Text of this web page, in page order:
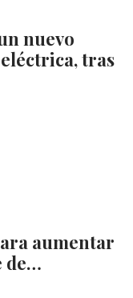
nuevo
tras
aumentar
de…